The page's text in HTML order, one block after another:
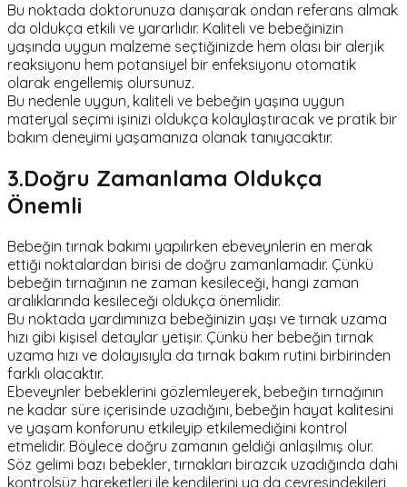
Bu noktada doktorunuza danışarak ondan referans almak
da oldukça etkili ve yararlıdır. Kaliteli ve bebeğinizin
yaşında uygun malzeme seçtiğinizde hem olası bir alerjik
reaksiyonu hem potansiyel bir enfeksiyonu otomatik
olarak engellemiş olursunuz.
Bu nedenle uygun, kaliteli ve bebeğin yaşına uygun
materyal seçimi işinizi oldukça kolaylaştıracak ve pratik bir
bakım deneyimi yaşamanıza olanak tanıyacaktır.
3.Doğru Zamanlama Oldukça
Önemli
Bebeğin tırnak bakımı yapılırken ebeveynlerin en merak
ettiği noktalardan birisi de doğru zamanlamadır. Çünkü
bebeğin tırnağının ne zaman kesileceği, hangi zaman
aralıklarında kesileceği oldukça önemlidir.
Bu noktada yardımınıza bebeğinizin yaşı ve tırnak uzama
hızı gibi kişisel detaylar yetişir. Çünkü her bebeğin tırnak
uzama hızı ve dolayısıyla da tırnak bakım rutini birbirinden
farklı olacaktır.
Ebeveynler bebeklerini gözlemleyerek, bebeğin tırnağının
ne kadar süre içerisinde uzadığını, bebeğin hayat kalitesini
ve yaşam konforunu etkileyip etkilemediğini kontrol
etmelidir. Böylece doğru zamanın geldiği anlaşılmış olur.
Söz gelimi bazı bebekler, tırnakları birazcık uzadığında dahi
kontrolsüz hareketleri ile kendilerini ya da çevresindekileri